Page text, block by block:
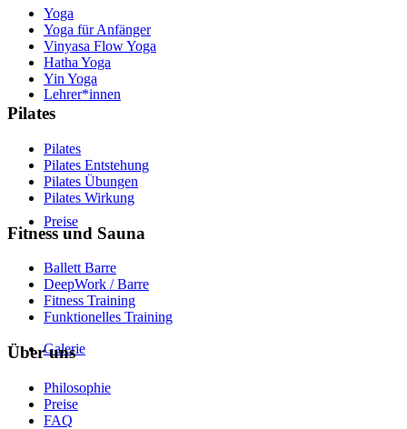
Lehrer*innen
Preise
Galerie
Yoga
Yoga für Anfänger
Vinyasa Flow Yoga
Hatha Yoga
Yin Yoga
Pilates
Pilates
Pilates Entstehung
Pilates Übungen
Pilates Wirkung
Fitness und Sauna
Ballett Barre
DeepWork / Barre
Fitness Training
Funktionelles Training
Über uns
Philosophie
Preise
FAQ